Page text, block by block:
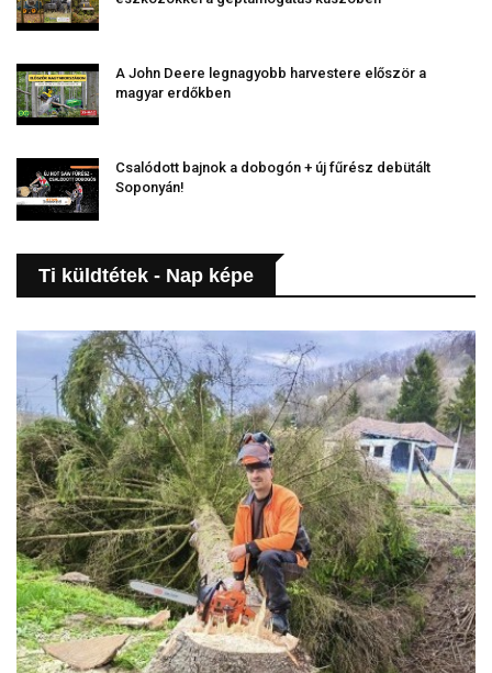
A John Deere legnagyobb harvestere először a
magyar erdőkben
Csalódott bajnok a dobogón + új fűrész debütált
Soponyán!
Ti küldtétek - Nap képe